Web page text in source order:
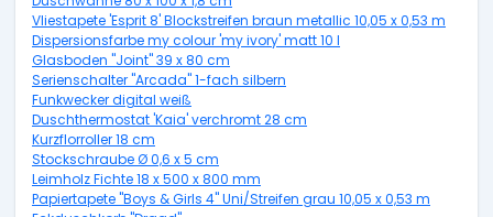
Vliestapete 'Esprit 8' Blockstreifen braun metallic 10,05 x 0,53 m
Dispersionsfarbe my colour 'my ivory' matt 10 l
Glasboden "Joint" 39 x 80 cm
Serienschalter "Arcada" 1-fach silbern
Funkwecker digital weiß
Duschthermostat 'Kaia' verchromt 28 cm
Kurzflorroller 18 cm
Stockschraube Ø 0,6 x 5 cm
Leimholz Fichte 18 x 500 x 800 mm
Papiertapete "Boys & Girls 4" Uni/Streifen grau 10,05 x 0,53 m